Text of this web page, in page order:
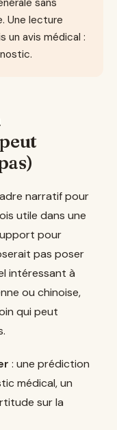
sans
Une lecture
un avis médical :
narratif pour
utile dans une
pour
pas poser
intéressant à
ou chinoise,
qui peut
: une prédiction
médical, un
sur la